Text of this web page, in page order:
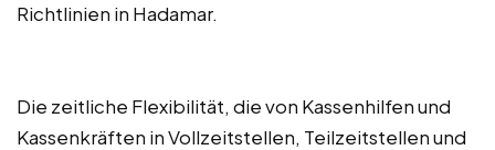
Richtlinien in Hadamar.
Die zeitliche Flexibilität, die von Kassenhilfen und
Kassenkräften in Vollzeitstellen, Teilzeitstellen und